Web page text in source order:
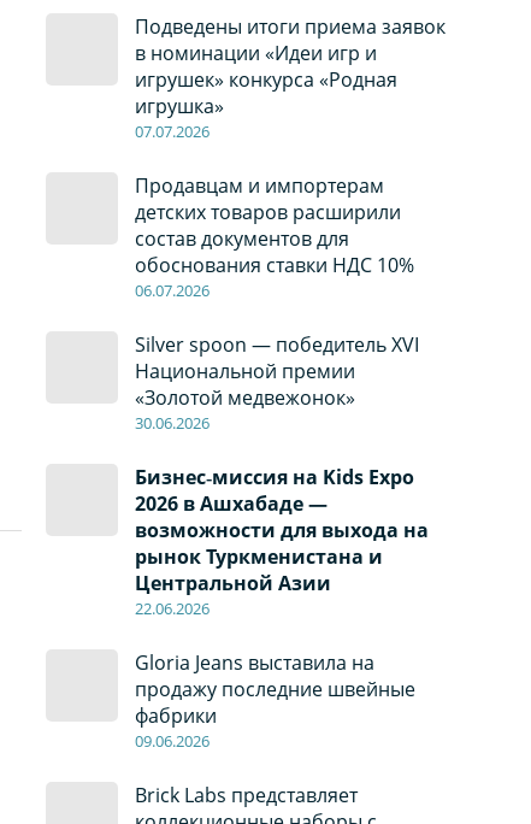
Подведены итоги приема заявок
в номинации «Идеи игр и
игрушек» конкурса «Родная
игрушка»
07.07.2026
Продавцам и импортерам
детских товаров расширили
состав документов для
обоснования ставки НДС 10%
06.07.2026
Silver spoon — победитель XVI
Национальной премии
«Золотой медвежонок»
30.06.2026
Бизнес‑миссия на Kids Expo
2026 в Ашхабаде —
возможности для выхода на
рынок Туркменистана и
Центральной Азии
22.06.2026
Gloria Jeans выставила на
продажу последние швейные
фабрики
09.06.2026
Brick Labs представляет